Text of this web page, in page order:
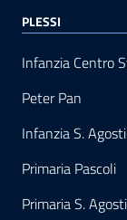
PLESSI
Infanzia Centro
Peter Pan
Infanzia S.
Primaria Pascoli
Primaria S.